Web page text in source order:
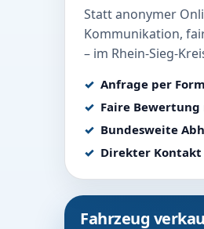
Statt anonymer
Kommunikation,
– im Rhein-Sieg-
Anfrage per
Faire Bewertung
Bundesweite
Direkter Kontakt
Fahrzeug